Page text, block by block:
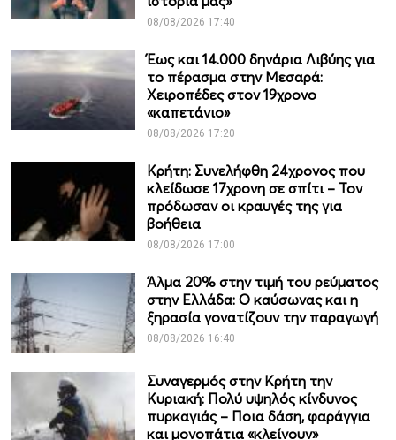
08/08/2026 17:40
Έως και 14.000 δηνάρια Λιβύης για
το πέρασμα στην Μεσαρά:
Χειροπέδες στον 19χρονο
«καπετάνιο»
08/08/2026 17:20
Κρήτη: Συνελήφθη 24χρονος που
κλείδωσε 17χρονη σε σπίτι – Τον
πρόδωσαν οι κραυγές της για
βοήθεια
08/08/2026 17:00
Άλμα 20% στην τιμή του ρεύματος
στην Ελλάδα: Ο καύσωνας και η
ξηρασία γονατίζουν την παραγωγή
08/08/2026 16:40
Συναγερμός στην Κρήτη την
Κυριακή: Πολύ υψηλός κίνδυνος
πυρκαγιάς – Ποια δάση, φαράγγια
και μονοπάτια «κλείνουν»